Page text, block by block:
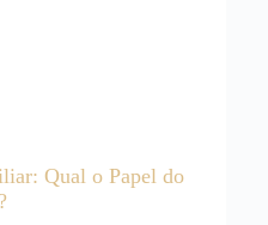
Qual o Papel do